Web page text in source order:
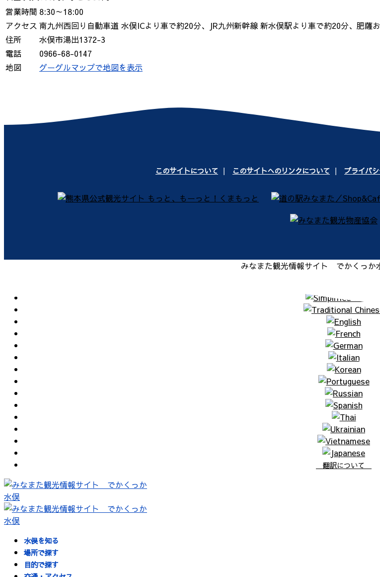
営業時間 8:30～18:00
アクセス 南九州西回り自動車道 水俣ICより車で約20分、JR九州新幹線 新水俣駅より車で約20分、肥薩
住所
水俣市湯出1372-3
電話
0966-68-0147
地図
グーグルマップで地図を表示
このサイトについて このサイトへのリンクについて プライバ
みなまた観光情報サイト でかくっ
翻訳について
水俣を知る
場所で探す
目的で探す